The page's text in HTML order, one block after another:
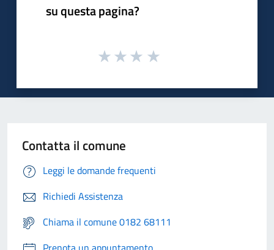
su questa pagina?
Contatta il comune
Leggi le domande frequenti
Richiedi Assistenza
Chiama il comune 0182 68111